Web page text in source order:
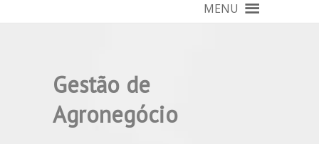
MENU
Gestão de
Agronegócio